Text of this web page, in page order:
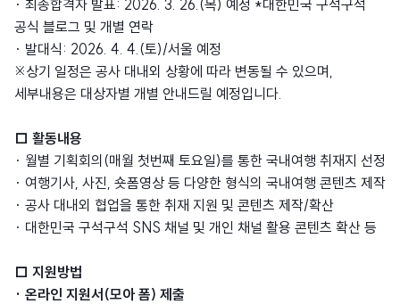
· 최종합격자 발표: 2026. 3. 26.(목) 예정 *대한민국 구석구석
공식 블로그 및 개별 연락
· 발대식: 2026. 4. 4.(토)/서울 예정
※상기 일정은 공사 대내외 상황에 따라 변동될 수 있으며,
세부내용은 대상자별 개별 안내드릴 예정입니다.
□ 활동내용
· 월별 기획회의(매월 첫번째 토요일)를 통한 국내여행 취재지 선정
· 여행기사, 사진, 숏폼영상 등 다양한 형식의 국내여행 콘텐츠 제작
· 공사 대내외 협업을 통한 취재 지원 및 콘텐츠 제작/확산
· 대한민국 구석구석 SNS 채널 및 개인 채널 활용 콘텐츠 확산 등
□ 지원방법
· 온라인 지원서(모아 폼) 제출